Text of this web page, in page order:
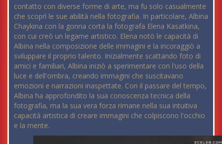
contatto con diverse forme di arte, ma fu solo casualmente
che scoprì le sue abilità nella fotografia. In particolare, Albina
Chaykina con la gonna corta la fotografa Elena Kasatkina,
con cui creò un legame artistico. Elena notò le capacità di
Albina nella composizione delle immagini e la incoraggiò a
sviluppare il proprio talento. Inizialmente scattando foto di
amici e familiari, Albina iniziò a sperimentare con l'uso della
luce e dell'ombra, creando immagini che suscitavano
emozioni e narrazioni inaspettate. Con il passare del tempo,
Albina ha approfondito la sua conoscenza tecnica della
fotografia, ma la sua vera forza rimane nella sua intuitiva
capacità artistica di creare immagini che colpiscono l'occhio
e la mente.